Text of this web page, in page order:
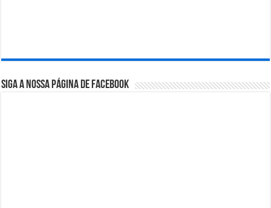
Siga a nossa página de Facebook